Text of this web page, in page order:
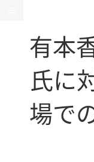
有本
氏に
場で